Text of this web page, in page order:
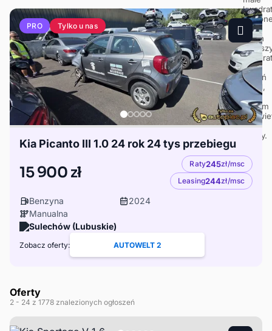
PRO Tylko u nas
Kia Picanto III 1.0 24 rok 24 tys przebiegu
15 900 zł Raty245zł/msc
Leasing244zł/msc
Benzyna
2024
Manualna
Sulechów (Lubuskie)
Zobacz oferty: AUTOWELT 2
Oferty
2 - 24 z 1778 znalezionych ogłoszeń